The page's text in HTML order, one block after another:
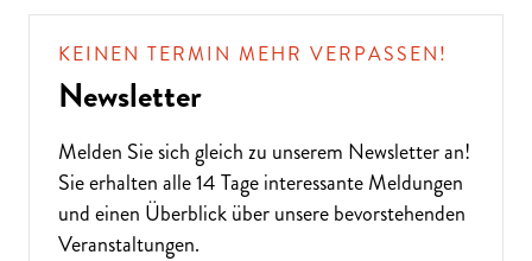
KEINEN TERMIN MEHR VERPASSEN!
Newsletter
Melden Sie sich gleich zu unserem Newsletteran!
Sie erhalten alle 14 Tage interessante Meldungen
und einen Überblick über unsere bevorstehenden
Veranstaltungen.